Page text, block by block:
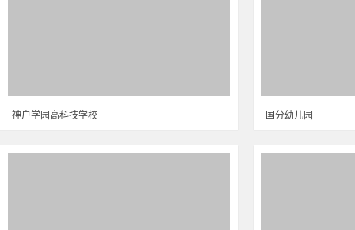
神户学园高科技学校 国分幼儿园